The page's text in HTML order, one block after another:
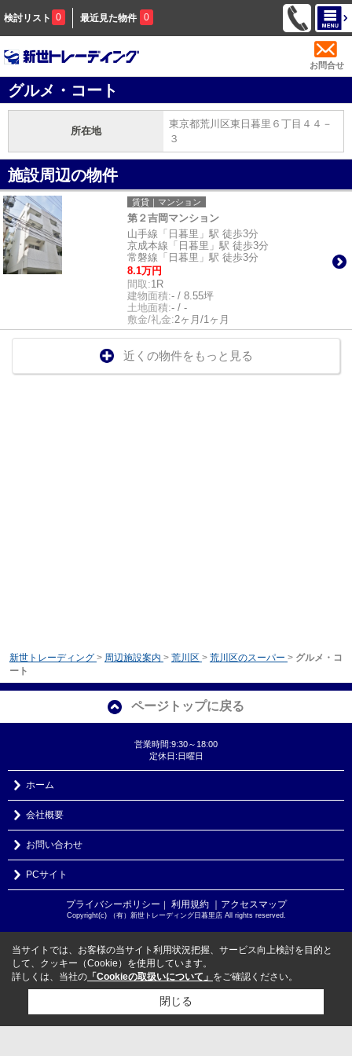
検討リスト 0 最近見た物件 0
お問合せ
グルメ・コート
所在地
東京都荒川区東日暮里６丁目４４－
３
施設周辺の物件
賃貸｜マンション
第２吉岡マンション
山手線「日暮里」駅 徒歩3分
京成本線「日暮里」駅 徒歩3分
常磐線「日暮里」駅 徒歩3分
8.1万円
間取:1R
建物面積:- / 8.55坪
土地面積:- / -
敷金/礼金:2ヶ月/1ヶ月
近くの物件をもっと見る
新世トレーディング > 周辺施設案内 > 荒川区 > 荒川区のスーパー > グルメ・コ
ート
ページトップに戻る
営業時間:9:30～18:00
定休日:日曜日
ホーム
会社概要
お問い合わせ
PCサイト
プライバシーポリシー ｜ 利用規約 ｜アクセスマップ
Copyright(c) （有）新世トレーディング日暮里店 All rights reserved.
当サイトでは、お客様の当サイト利用状況把握、サービス向上検討を目的と
して、クッキー（Cookie）を使用しています。
詳しくは、当社の 「Cookieの取扱いについて」 をご確認ください。
閉じる